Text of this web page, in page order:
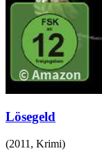
Lösegeld
(2011 , Krimi)